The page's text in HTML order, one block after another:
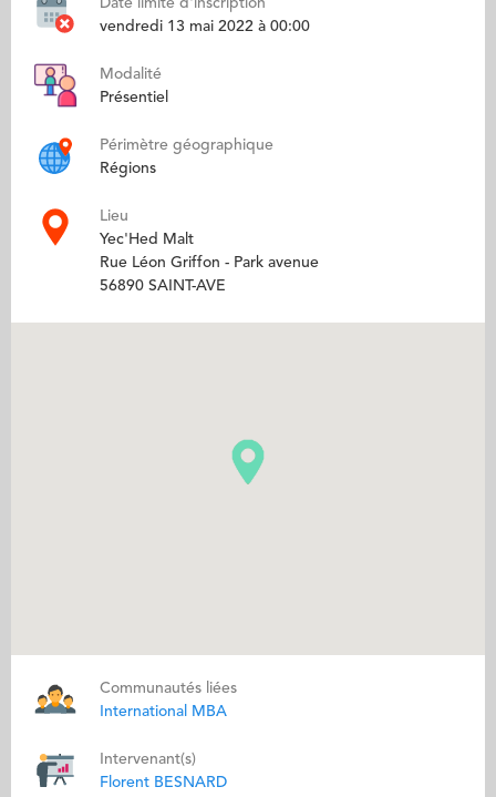
Date limite d'inscription
vendredi 13 mai 2022 à 00:00
Modalité
Présentiel
Périmètre géographique
Régions
Lieu
Yec'Hed Malt
Rue Léon Griffon - Park avenue
56890 SAINT-AVE
Communautés liées
International MBA
Intervenant(s)
Florent BESNARD